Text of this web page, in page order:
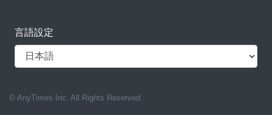
言語設定
© AnyTimes Inc. All Rights Reserved